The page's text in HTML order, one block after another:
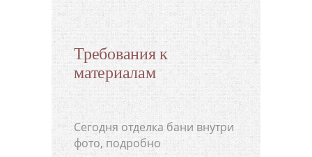
Требования к
материалам
Сегодня отделка бани внутри
фото, подробно